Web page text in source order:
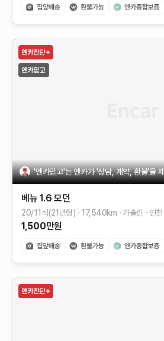
'엔카믿고'는 엔카가 '상담, 계약, 환불'을
베뉴 1.6 모던
20/11식(21년형) 17,540km 가솔린 인천
1,500만원